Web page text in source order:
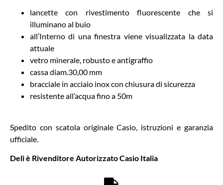
lancette con rivestimento fluorescente che si
illuminano al buio
all’Interno di una finestra viene visualizzata la data
attuale
vetro minerale, robusto e antigraffio
cassa diam.30,00 mm
bracciale in acciaio inox con chiusura di sicurezza
resistente all’acqua fino a 50m
Spedito con scatola originale Casio, istruzioni e garanzia
ufficiale.
Delì è Rivenditore Autorizzato Casio Italia